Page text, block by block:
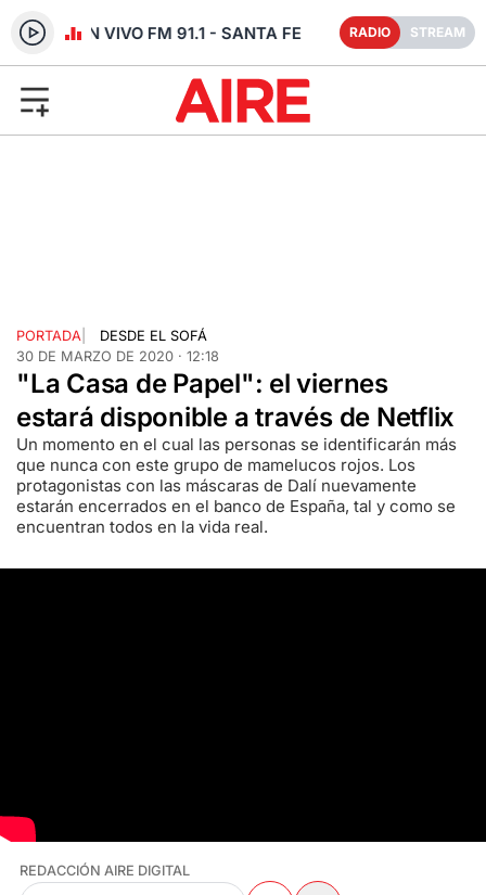
RADIO EN VIVO FM 91.1 - SANTA FE RADIO STREAM
PORTADA
DESDE EL SOFÁ
30 DE MARZO DE 2020 · 12:18
"La Casa de Papel": el viernes
estará disponible a través de Netflix
Un momento en el cual las personas se identificarán más
que nunca con este grupo de mamelucos rojos. Los
protagonistas con las máscaras de Dalí nuevamente
estarán encerrados en el banco de España, tal y como se
encuentran todos en la vida real.
REDACCIÓN AIRE DIGITAL